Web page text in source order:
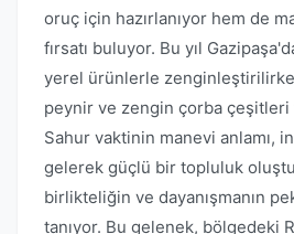
oruç için hazırlanıyor hem de
fırsatı buluyor. Bu yıl
yerel ürünlerle
peynir ve zengin çorba
Sahur vaktinin manevi anlamı,
gelerek güçlü bir topluluk
birlikteliğin ve dayanışmanın
tanıyor. Bu gelenek, bölgedeki